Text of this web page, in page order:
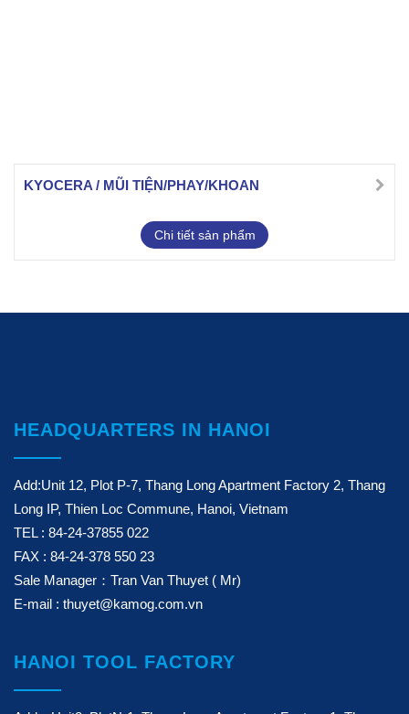
KYOCERA / MŨI TIỆN/PHAY/KHOAN
Chi tiết sản phẩm
HEADQUARTERS IN HANOI
Add:Unit 12, Plot P-7, Thang Long Apartment Factory 2, Thang
Long IP, Thien Loc Commune, Hanoi, Vietnam
TEL : 84-24-37855 022
FAX : 84-24-378 550 23
Sale Manager：Tran Van Thuyet ( Mr)
E-mail : thuyet@kamog.com.vn
HANOI TOOL FACTORY